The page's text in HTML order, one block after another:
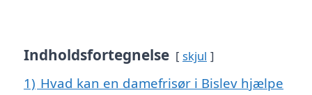
Indholdsfortegnelse skjul
1) Hvad kan en damefrisør i Bislev hjælpe